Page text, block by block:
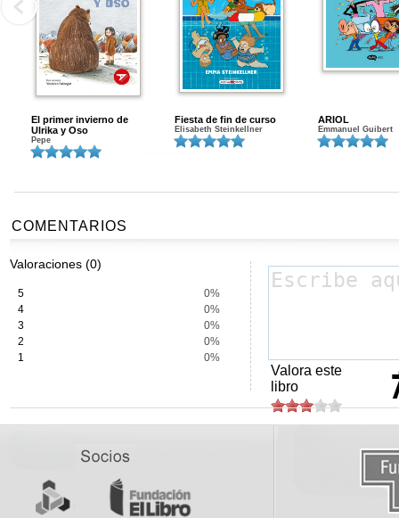
El primer invierno de
Ulrika y Oso
Pepe
Fiesta de fin de curso
Elisabeth Steinkellner
ARIOL
Emmanuel Guibert
COMENTARIOS
Valoraciones (0)
5
0%
4
0%
3
0%
2
0%
1
0%
Valora este
libro